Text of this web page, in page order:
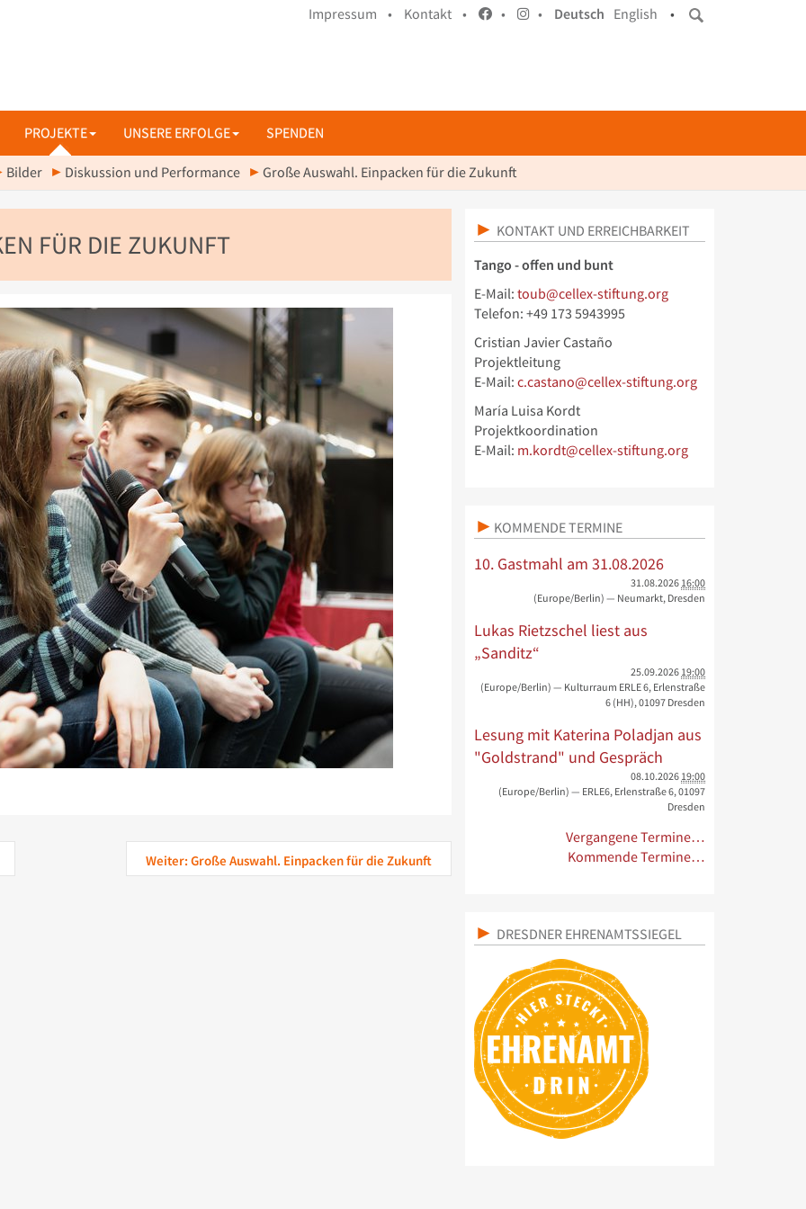
Impressum • Kontakt • • • Deutsch English •
PROJEKTE UNSERE ERFOLGE SPENDEN
Bilder Diskussion und Performance Große Auswahl. Einpacken für die Zukunft
FÜR DIE ZUKUNFT
Weiter: Große Auswahl. Einpacken für die Zukunft
KONTAKT UND ERREICHBARKEIT
Tango - offen und bunt
E-Mail: toub@cellex-stiftung.org
Telefon: +49 173 5943995
Cristian Javier Castaño
Projektleitung
E-Mail: c.castano@cellex-stiftung.org
María Luisa Kordt
Projektkoordination
E-Mail: m.kordt@cellex-stiftung.org
KOMMENDE TERMINE
10. Gastmahl am 31.08.2026
31.08.2026 16:00
(Europe/Berlin) — Neumarkt, Dresden
Lukas Rietzschel liest aus
„Sanditz“
25.09.2026 19:00
(Europe/Berlin) — Kulturraum ERLE 6, Erlenstraße
6 (HH), 01097 Dresden
Lesung mit Katerina Poladjan aus
"Goldstrand" und Gespräch
08.10.2026 19:00
(Europe/Berlin) — ERLE6, Erlenstraße 6, 01097
Dresden
Vergangene Termine…
Kommende Termine…
DRESDNER EHRENAMTSSIEGEL